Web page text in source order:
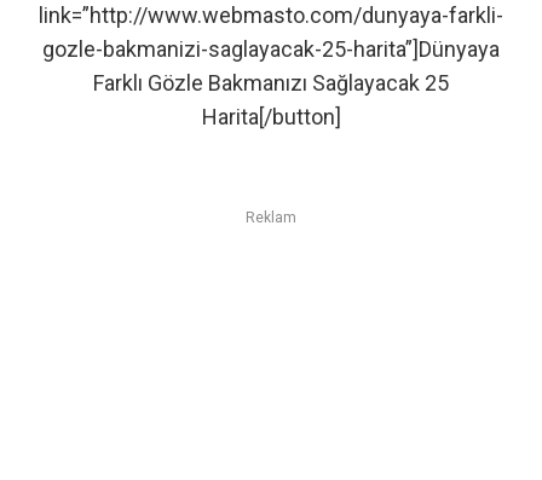
link=”http://www.webmasto.com/dunyaya-farkli-
gozle-bakmanizi-saglayacak-25-harita”]Dünyaya
Farklı Gözle Bakmanızı Sağlayacak 25
Harita[/button]
Reklam